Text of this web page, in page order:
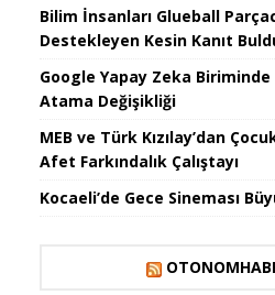
Bilim İnsanları Glueball
Destekleyen Kesin Kanıt
Google Yapay Zeka
Atama Değişikliği
MEB ve Türk Kızılay’dan
Afet Farkındalık Çalıştayı
Kocaeli’de Gece Sineması